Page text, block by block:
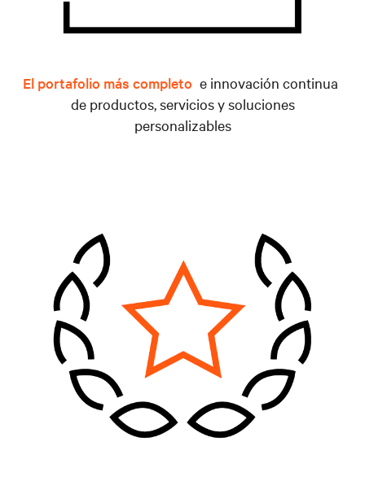
El portafolio más completo e innovación continua
de productos, servicios y soluciones
personalizables